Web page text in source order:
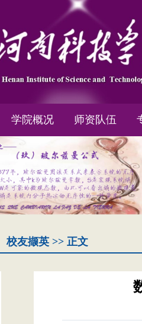
学院概况 师资队伍
校友撷英 >> 正文